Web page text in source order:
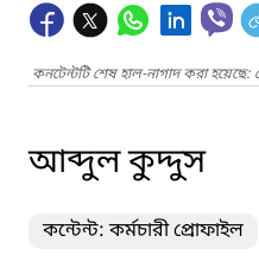
কনটেন্টটি শেষ হাল-নাগাদ করা
আব্দুল কুদ্দুস
কন্টেন্ট: কর্মচারী প্রোফাইল